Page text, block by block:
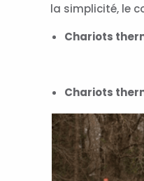
la simplicité, le
Chariots
Chariots